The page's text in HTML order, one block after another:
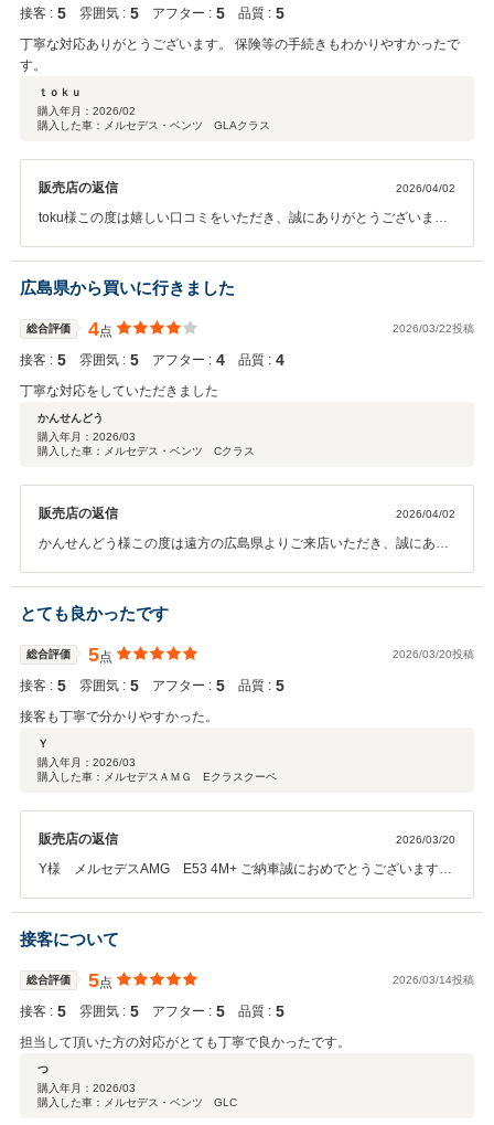
接客 : 5 雰囲気 : 5 アフター : 5 品質 : 5
丁寧な対応ありがとうございます。 保険等の手続きもわかりやすかったで
す。
ｔｏｋｕ
購入年月： 2026/02
購入した車：メルセデス・ベンツ GLAクラス
販売店の返信 2026/04/02
toku様この度は嬉しい口コミをいただき、誠にありがとうございま
で、大変嬉しく思っております。 今後もわかりやすく、安心してお任
せいただける対応を心がけてまいります。 何かご不明点やお困りごと
などございましたら、お気軽にご相談ください。 引き続き、どうぞよ
ろしくお願いいたします。
広島県から買いに行きました
総合評価 4点 2026/03/22投稿
接客 : 5 雰囲気 : 5 アフター : 4 品質 : 4
丁寧な対応をしていただきました
かんせんどう
購入年月： 2026/03
購入した車：メルセデス・ベンツ Cクラス
販売店の返信 2026/04/02
かんせんどう様この度は遠方の広島県よりご来店いただき、誠にあり
ます。 今後もご期待にお応えできるよう、より一層丁寧な対応を心掛
けてまいります。 何かご不明点やお困りごとがございましたら、お気
軽にご連絡ください。 引き続きよろしくお願いいたします。
とても良かったです
総合評価 5点 2026/03/20投稿
接客 : 5 雰囲気 : 5 アフター : 5 品質 : 5
接客も丁寧で分かりやすかった。
Ｙ
購入年月： 2026/03
購入した車：メルセデスＡＭＧ Eクラスクーペ
販売店の返信 2026/03/20
Y様 メルセデスAMG E53 4M+ ご納車誠におめでとうございます。
新緑の季節ドライブシーズン到来です。AMG E53で、素敵なカーライ
フを満喫して頂きたいと存じます。この度はご遠方からのご来店・即
いの程よろしくお願いいたします。
接客について
総合評価 5点 2026/03/14投稿
接客 : 5 雰囲気 : 5 アフター : 5 品質 : 5
担当して頂いた方の対応がとても丁寧で良かったです。
つ
購入年月： 2026/03
購入した車：メルセデス・ベンツ GLC